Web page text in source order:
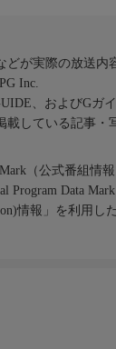
どが実際の放送内
Inc.
、およびGガ
載している記事・
（公式番組情報
Program Data
情報」を利用